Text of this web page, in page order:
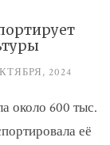
2024
около 600 тыс.
её